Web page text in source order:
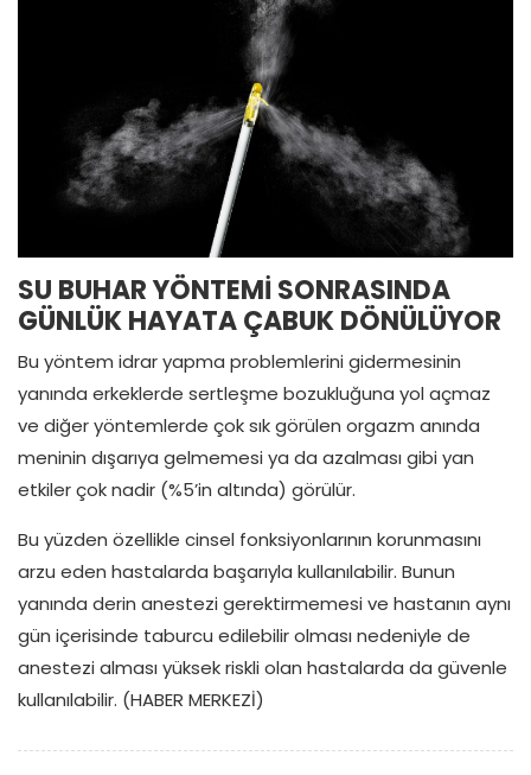
SU BUHAR YÖNTEMİ SONRASINDA
GÜNLÜK HAYATA ÇABUK DÖNÜLÜYOR
Bu yöntem idrar yapma problemlerini gidermesinin
yanında erkeklerde sertleşme bozukluğuna yol açmaz
ve diğer yöntemlerde çok sık görülen orgazm anında
meninin dışarıya gelmemesi ya da azalması gibi yan
etkiler çok nadir (%5’in altında) görülür.
Bu yüzden özellikle cinsel fonksiyonlarının korunmasını
arzu eden hastalarda başarıyla kullanılabilir. Bunun
yanında derin anestezi gerektirmemesi ve hastanın aynı
gün içerisinde taburcu edilebilir olması nedeniyle de
anestezi alması yüksek riskli olan hastalarda da güvenle
kullanılabilir. (HABER MERKEZİ)